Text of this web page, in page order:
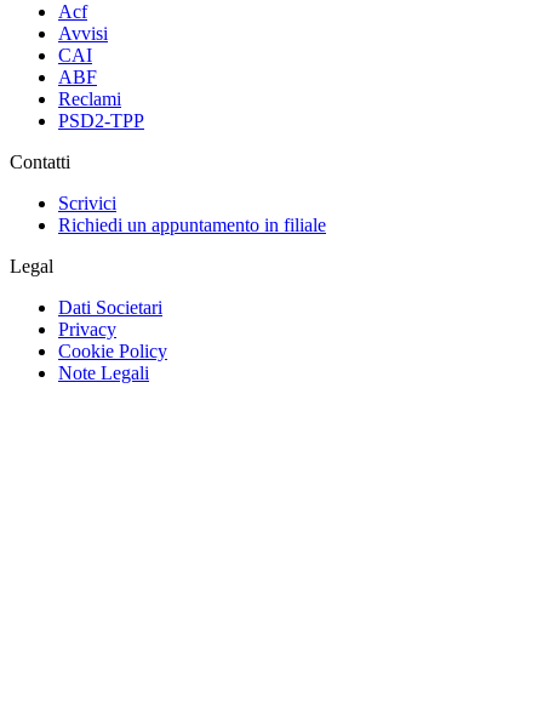
Acf
Avvisi
CAI
ABF
Reclami
PSD2-TPP
Contatti
Scrivici
Richiedi un appuntamento in filiale
Legal
Dati Societari
Privacy
Cookie Policy
Note Legali